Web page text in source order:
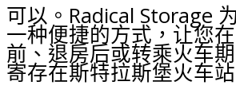
可以。Radical Storage
一种便捷的方式，让您
前、退房后或转乘火车
寄存在斯特拉斯堡火车